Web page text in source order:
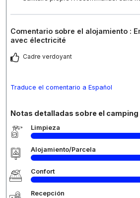
Comentario sobre el alojamiento :
avec électricité
Cadre verdoyant
Traduce el comentario a Español
Notas detalladas sobre el camping
Limpieza
Alojamiento/Parcela
Confort
Recepción